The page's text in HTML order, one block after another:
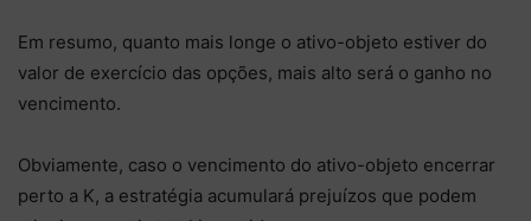
Em resumo, quanto mais longe o ativo-objeto estiver do
valor de exercício das opções, mais alto será o ganho no
vencimento.
Obviamente, caso o vencimento do ativo-objeto encerrar
perto a K, a estratégia acumulará prejuízos que podem